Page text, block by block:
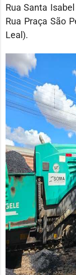
Rua Santa
Rua Praça São
Leal).